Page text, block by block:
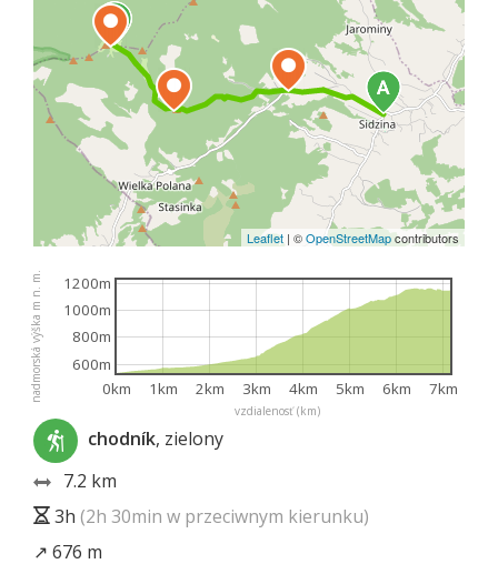
Leaflet | ©OpenStreetMapcontributors
vzdialenosť (km)
nadmorská výška m n. m. 0km 1km 2km 3km 4km 5km 6km 7km
600m
800m
1000m
1200m
chodník, zielony
7.2 km
3h (2h 30min w przeciwnym kierunku)
↗ 676 m